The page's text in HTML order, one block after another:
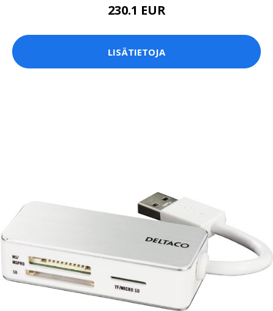
230.1 EUR
LISÄTIETOJA